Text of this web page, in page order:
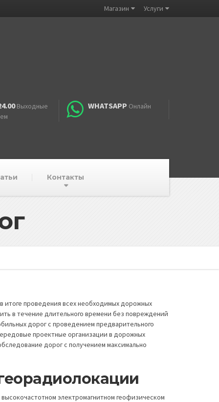
Магазин Услуги
Выходные
WHATSAPP Онлайн
Контакты
проведения всех необходимых дорожных
в течение длительного времени без повреждений
дорог с проведением предварительного
проектные организации в дорожных
дорог с получением максимально
электромагнитном геофизическом